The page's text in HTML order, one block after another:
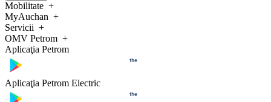
Mobilitate
MyAuchan
Servicii
OMV Petrom
Aplicaţia Petrom
Aplicaţia Petrom Electric